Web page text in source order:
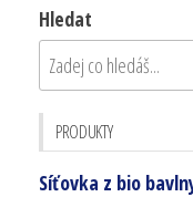
Hledat
PRODUKTY
Síťovka z bio